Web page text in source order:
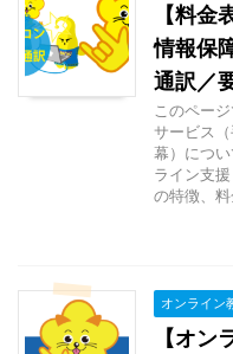
【料
情報保
通訳／
このペー
サービス
幕）につ
ライン支
の特徴、
オンライン
【オン